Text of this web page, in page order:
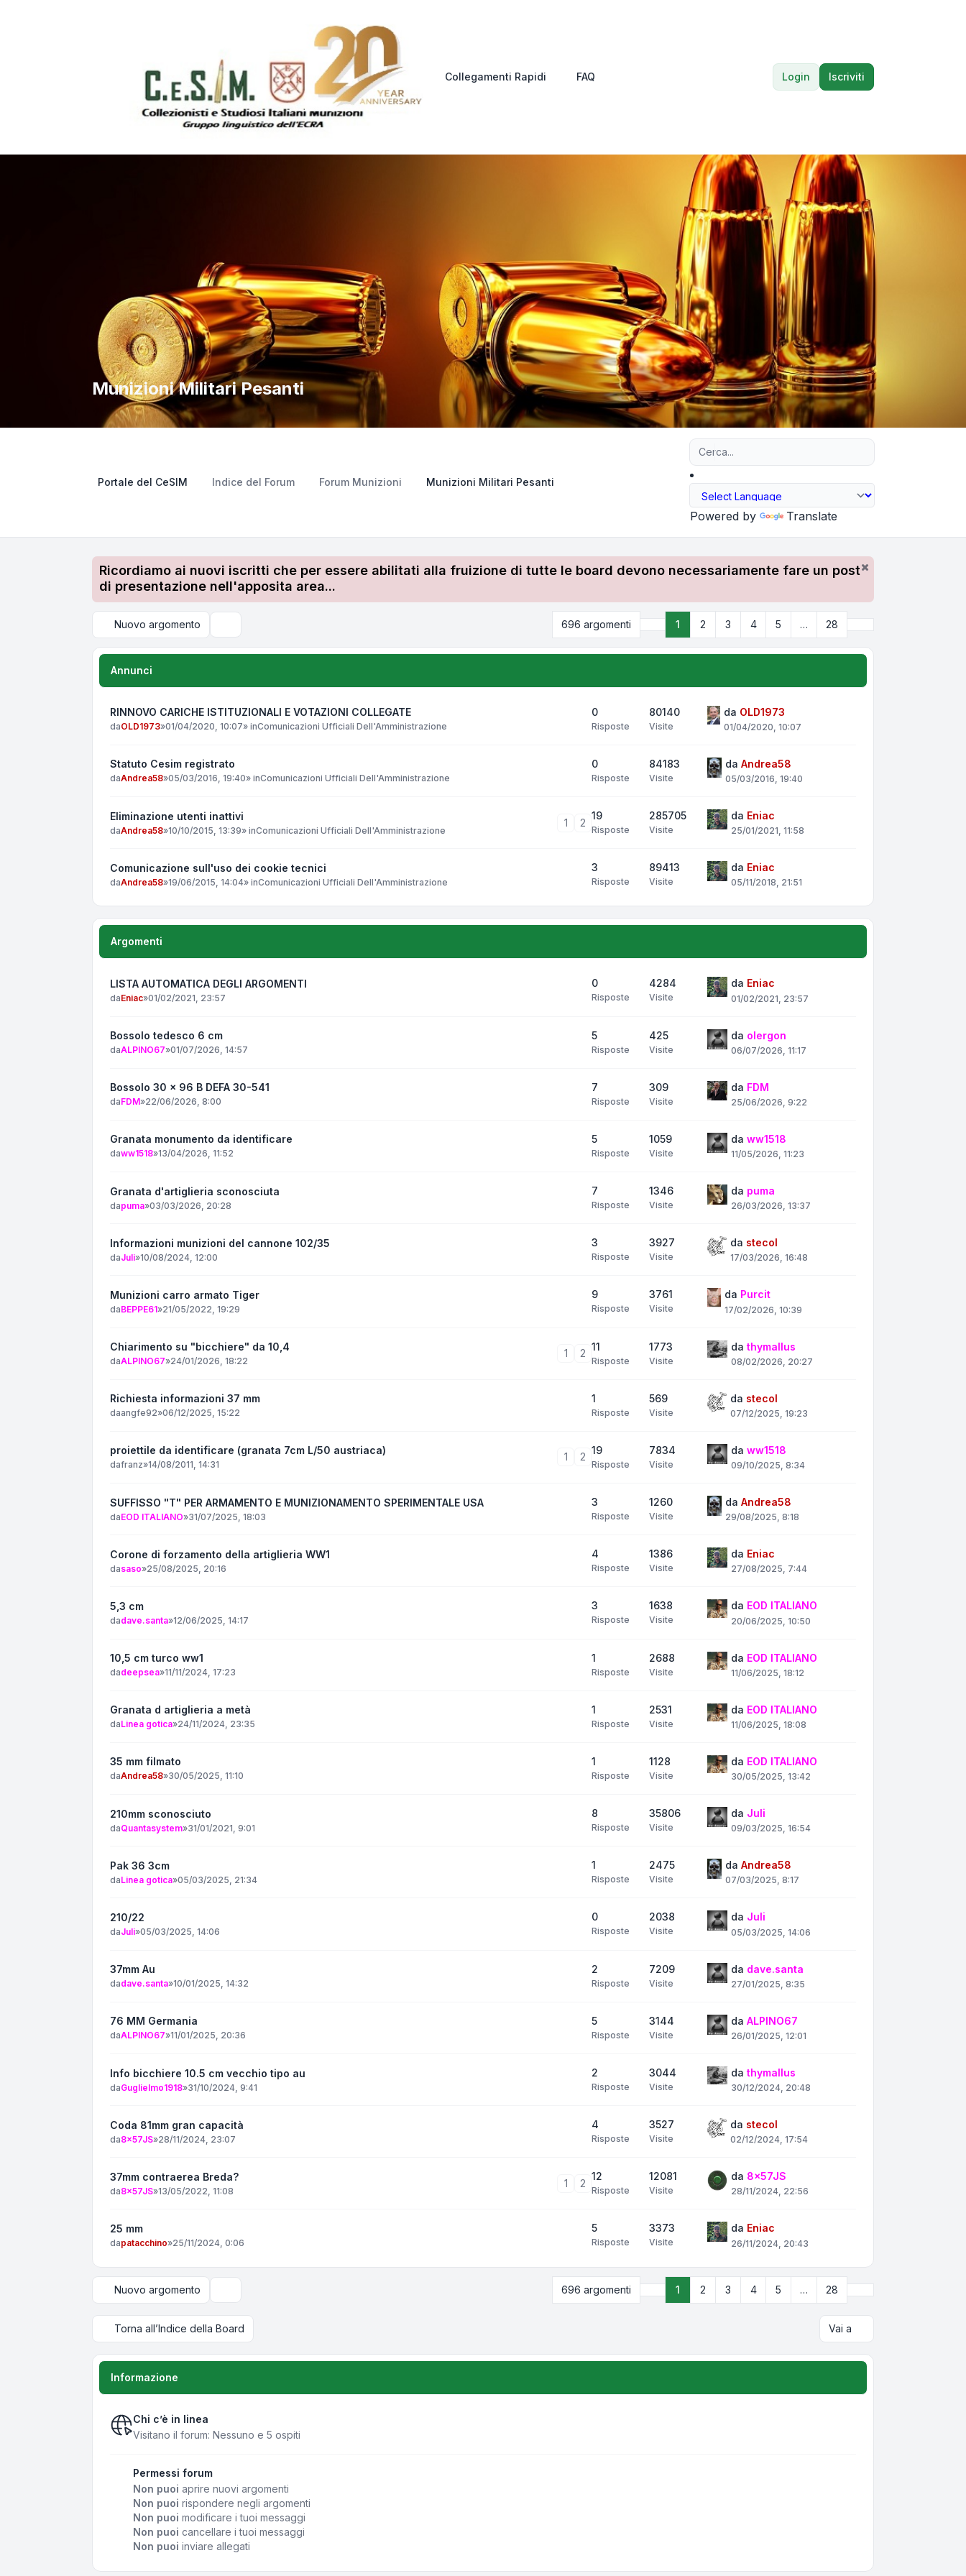
Collegamenti Rapidi FAQ Login Iscriviti
Munizioni Militari Pesanti
Portale del CeSIM Indice del Forum Forum Munizioni Munizioni Militari Pesanti
Powered by Translate
Ricordiamo ai nuovi iscritti che per essere abilitati alla fruizione di tutte le board devono necessariamente fare un post
di presentazione nell'apposita area...
Nuovo argomento 696 argomenti Pagina di28
1 2 3 4 5 … 28
Annunci
RINNOVO CARICHE ISTITUZIONALI E VOTAZIONI COLLEGATE
daOLD1973»01/04/2020, 10:07» inComunicazioni Ufficiali Dell'Amministrazione
0
Risposte
80140
Visite
da OLD1973
01/04/2020, 10:07
Statuto Cesim registrato
daAndrea58»05/03/2016, 19:40» inComunicazioni Ufficiali Dell'Amministrazione
0
Risposte
84183
Visite
da Andrea58
05/03/2016, 19:40
Eliminazione utenti inattivi
daAndrea58»10/10/2015, 13:39» inComunicazioni Ufficiali Dell'Amministrazione
1 2
19
Risposte
285705
Visite
da Eniac
25/01/2021, 11:58
Comunicazione sull'uso dei cookie tecnici
daAndrea58»19/06/2015, 14:04» inComunicazioni Ufficiali Dell'Amministrazione
3
Risposte
89413
Visite
da Eniac
05/11/2018, 21:51
Argomenti
LISTA AUTOMATICA DEGLI ARGOMENTI
daEniac»01/02/2021, 23:57
0
Risposte
4284
Visite
da Eniac
01/02/2021, 23:57
Bossolo tedesco 6 cm
daALPINO67»01/07/2026, 14:57
5
Risposte
425
Visite
da olergon
06/07/2026, 11:17
Bossolo 30 x 96 B DEFA 30-541
daFDM»22/06/2026, 8:00
7
Risposte
309
Visite
da FDM
25/06/2026, 9:22
Granata monumento da identificare
daww1518»13/04/2026, 11:52
5
Risposte
1059
Visite
da ww1518
11/05/2026, 11:23
Granata d'artiglieria sconosciuta
dapuma»03/03/2026, 20:28
7
Risposte
1346
Visite
da puma
26/03/2026, 13:37
Informazioni munizioni del cannone 102/35
daJuli»10/08/2024, 12:00
3
Risposte
3927
Visite
da stecol
17/03/2026, 16:48
Munizioni carro armato Tiger
daBEPPE61»21/05/2022, 19:29
9
Risposte
3761
Visite
da Purcit
17/02/2026, 10:39
Chiarimento su "bicchiere" da 10,4
daALPINO67»24/01/2026, 18:22
1 2
11
Risposte
1773
Visite
da thymallus
08/02/2026, 20:27
Richiesta informazioni 37 mm
daangfe92»06/12/2025, 15:22
1
Risposte
569
Visite
da stecol
07/12/2025, 19:23
proiettile da identificare (granata 7cm L/50 austriaca)
dafranz»14/08/2011, 14:31
1 2
19
Risposte
7834
Visite
da ww1518
09/10/2025, 8:34
SUFFISSO "T" PER ARMAMENTO E MUNIZIONAMENTO SPERIMENTALE USA
daEOD ITALIANO»31/07/2025, 18:03
3
Risposte
1260
Visite
da Andrea58
29/08/2025, 8:18
Corone di forzamento della artiglieria WW1
dasaso»25/08/2025, 20:16
4
Risposte
1386
Visite
da Eniac
27/08/2025, 7:44
5,3 cm
dadave.santa»12/06/2025, 14:17
3
Risposte
1638
Visite
da EOD ITALIANO
20/06/2025, 10:50
10,5 cm turco ww1
dadeepsea»11/11/2024, 17:23
1
Risposte
2688
Visite
da EOD ITALIANO
11/06/2025, 18:12
Granata d artiglieria a metà
daLinea gotica»24/11/2024, 23:35
1
Risposte
2531
Visite
da EOD ITALIANO
11/06/2025, 18:08
35 mm filmato
daAndrea58»30/05/2025, 11:10
1
Risposte
1128
Visite
da EOD ITALIANO
30/05/2025, 13:42
210mm sconosciuto
daQuantasystem»31/01/2021, 9:01
8
Risposte
35806
Visite
da Juli
09/03/2025, 16:54
Pak 36 3cm
daLinea gotica»05/03/2025, 21:34
1
Risposte
2475
Visite
da Andrea58
07/03/2025, 8:17
210/22
daJuli»05/03/2025, 14:06
0
Risposte
2038
Visite
da Juli
05/03/2025, 14:06
37mm Au
dadave.santa»10/01/2025, 14:32
2
Risposte
7209
Visite
da dave.santa
27/01/2025, 8:35
76 MM Germania
daALPINO67»11/01/2025, 20:36
5
Risposte
3144
Visite
da ALPINO67
26/01/2025, 12:01
Info bicchiere 10.5 cm vecchio tipo au
daGuglielmo1918»31/10/2024, 9:41
2
Risposte
3044
Visite
da thymallus
30/12/2024, 20:48
Coda 81mm gran capacità
da8x57JS»28/11/2024, 23:07
4
Risposte
3527
Visite
da stecol
02/12/2024, 17:54
37mm contraerea Breda?
da8x57JS»13/05/2022, 11:08
1 2
12
Risposte
12081
Visite
da 8x57JS
28/11/2024, 22:56
25 mm
dapatacchino»25/11/2024, 0:06
5
Risposte
3373
Visite
da Eniac
26/11/2024, 20:43
Nuovo argomento 696 argomenti Pagina di28
1 2 3 4 5 … 28
Torna all’Indice della Board Vai a
Informazione
Chi c’è in linea
Visitano il forum: Nessuno e 5 ospiti
Permessi forum
Non puoi aprire nuovi argomenti
Non puoi rispondere negli argomenti
Non puoi modificare i tuoi messaggi
Non puoi cancellare i tuoi messaggi
Non puoi inviare allegati